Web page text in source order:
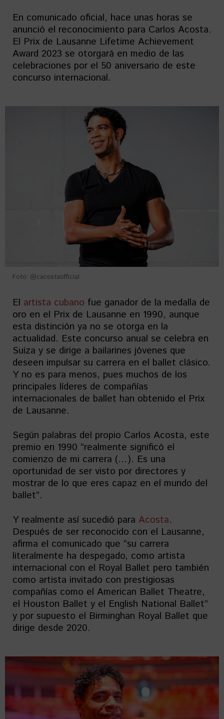
En comunicado oficial, hace unas horas se
anunció el reconocimiento para Carlos Acosta.
El Prix de Lausanne Lifetime Achievement
Award 2023 se otorgará en medio de las
celebraciones por el 50 aniversario de este
concurso internacional.
Foto: @cacostaofficial
El artista cubano fue ganador de la medalla de
oro en el Prix de Lausanne en 1990, aunque
esta distinción ya no se otorga en la
actualidad. Este concurso anual se celebra en
Suiza y se dirige a bailarines jóvenes que
deseen impulsar su carrera en el ballet clásico.
Y no es para menos, pues muchos de los
principales líderes de compañías
internacionales de ballet han obtenido el Prix
de Lausanne.
Según palabras del propio Carlos Acosta, este
premio en 1990 “realmente significó el
comienzo de mi carrera (…). Es una
oportunidad de ser visto por directores y
mostrar de lo que eres capaz en el mundo del
ballet”.
Y realmente así sucedió para Acosta.
Después de ser reconocido con el Lausanne,
afirma el comunicado que “su carrera
literalmente ha despegado, como artista
internacional con el Royal Ballet pero también
como artista invitado con prestigiosas
compañías como el American Ballet Theatre,
el Houston Ballet y el English National Ballet”
y por supuesto el Birminghan Royal Ballet que
dirige desde 2020.